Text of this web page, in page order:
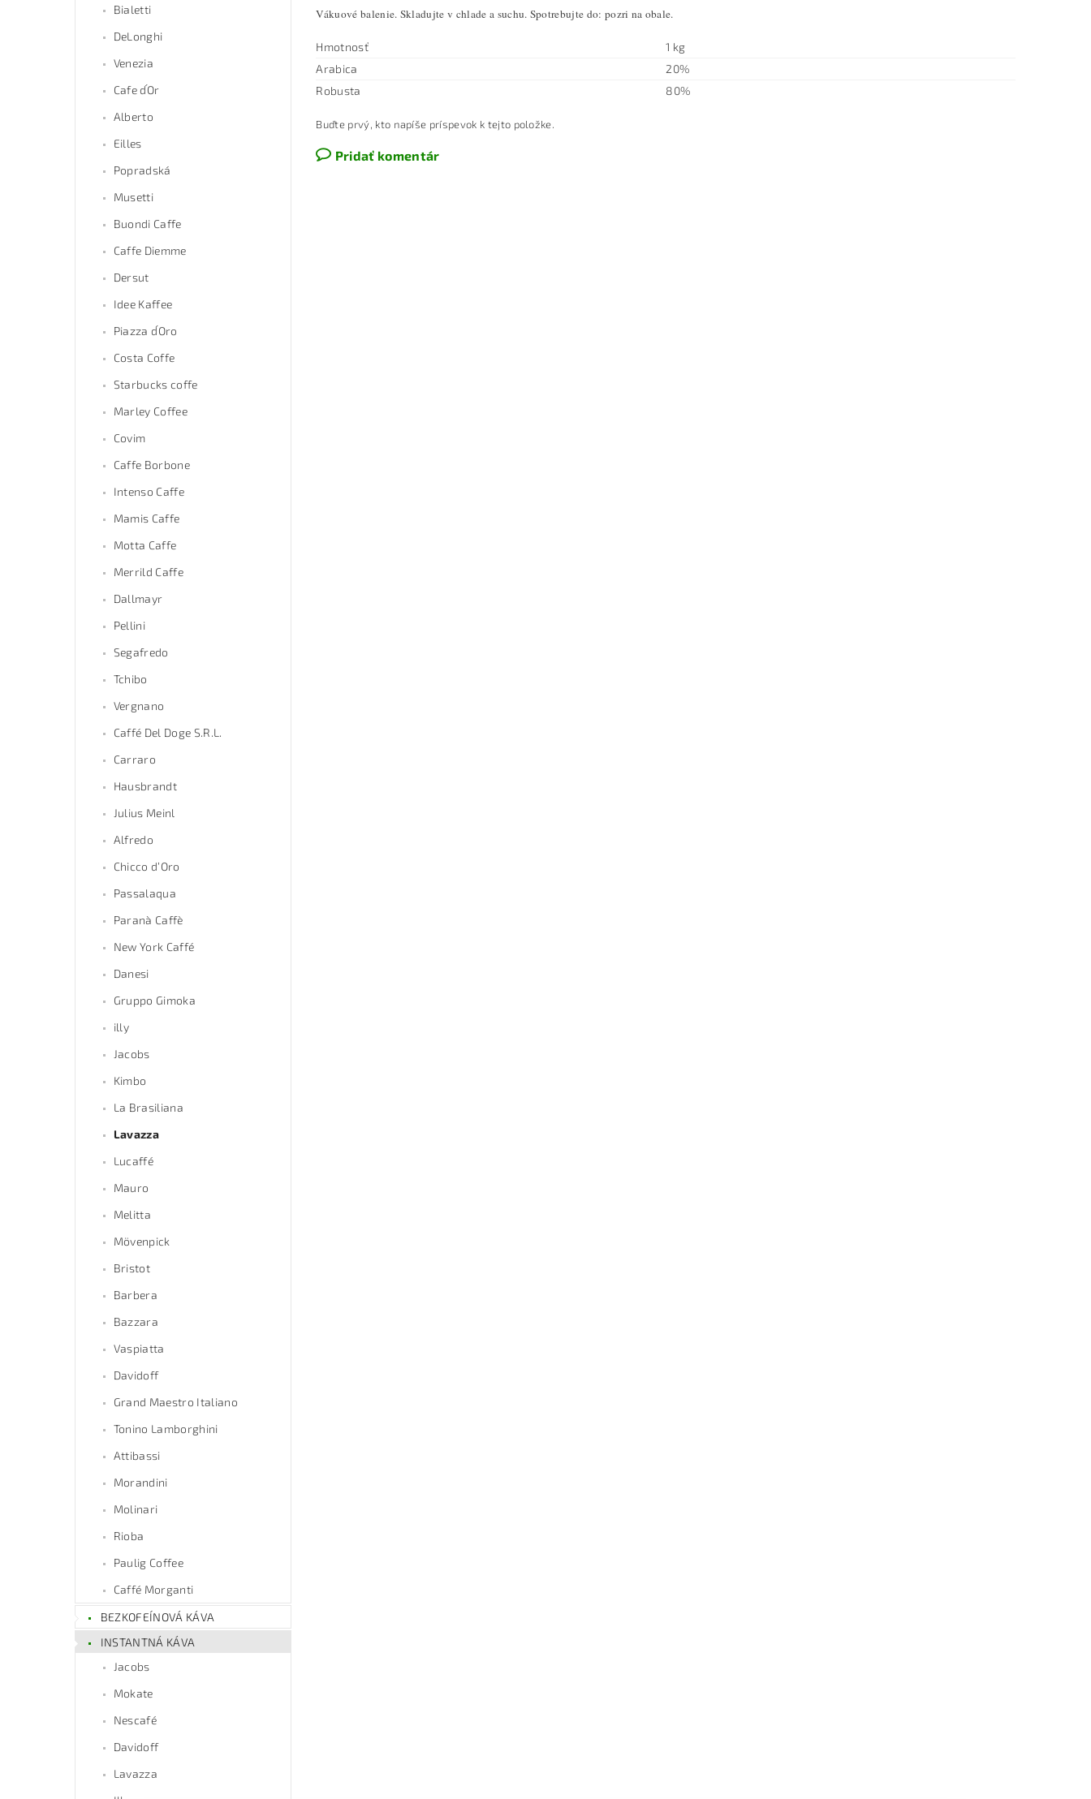
Bialetti
DeLonghi
Venezia
Cafe d´Or
Alberto
Eilles
Popradská
Musetti
Buondi Caffe
Caffe Diemme
Dersut
Idee Kaffee
Piazza d´Oro
Costa Coffe
Starbucks coffe
Marley Coffee
Covim
Caffe Borbone
Intenso Caffe
Mamis Caffe
Motta Caffe
Merrild Caffe
Dallmayr
Pellini
Segafredo
Tchibo
Vergnano
Caffé Del Doge S.R.L.
Carraro
Hausbrandt
Julius Meinl
Alfredo
Chicco d’Oro
Passalaqua
Paranà Caffè
New York Caffé
Danesi
Gruppo Gimoka
illy
Jacobs
Kimbo
La Brasiliana
Lavazza
Lucaffé
Mauro
Melitta
Mövenpick
Bristot
Barbera
Bazzara
Vaspiatta
Davidoff
Grand Maestro Italiano
Tonino Lamborghini
Attibassi
Morandini
Molinari
Rioba
Paulig Coffee
Caffé Morganti
BEZKOFEÍNOVÁ KÁVA
INSTANTNÁ KÁVA
Jacobs
Mokate
Nescafé
Davidoff
Lavazza
Vákuové balenie. Skladujte v chlade a suchu. Spotrebujte do: pozri na obale.
Hmotnosť
1 kg
Arabica
20%
Robusta
80%
Buďte prvý, kto napíše príspevok k tejto položke.
Pridať komentár